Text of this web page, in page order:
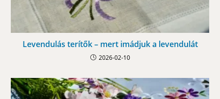
Levendulás terítők – mert imádjuk a levendulát
2026-02-10